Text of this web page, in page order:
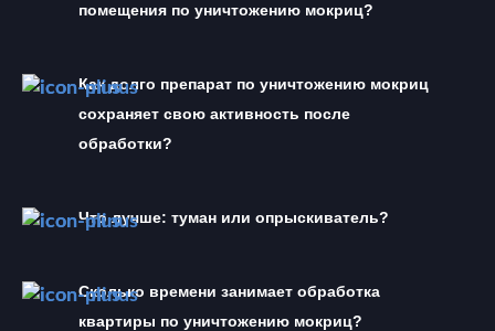
помещения по уничтожению мокриц?
Как долго препарат по уничтожению мокриц
сохраняет свою активность после
обработки?
Что лучше: туман или опрыскиватель?
Сколько времени занимает обработка
квартиры по уничтожению мокриц?